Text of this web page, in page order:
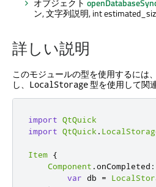
オブジェクト
ン, 文字列説明, int
詳しい説明
このモジュールの型を使用するには
し、 LocalStorage型を使用して関
import QtQuick
import QtQuick .
Item {
Component .onCompleted :
var db =